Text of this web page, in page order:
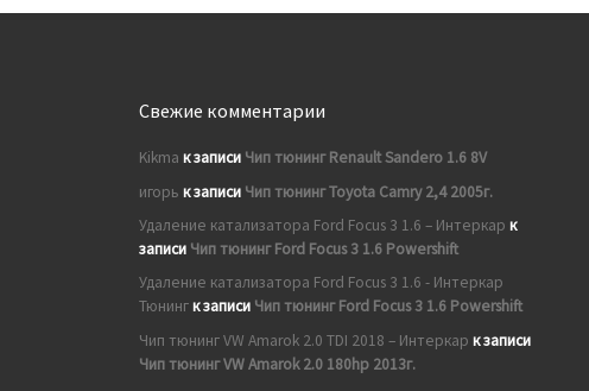
Свежие комментарии
Kikma к записи Чип тюнинг Renault Sandero 1.6 8V
игорь к записи Чип тюнинг Toyota Camry 2,4 2005г.
Удаление катализатора Ford Focus 3 1.6 – Интеркар к
записи Чип тюнинг Ford Focus 3 1.6 Powershift
Удаление катализатора Ford Focus 3 1.6 - Интеркар
Тюнингк записи Чип тюнинг Ford Focus 3 1.6 Powershift
Чип тюнинг VW Amarok 2.0 TDI 2018 – Интеркар к записи
Чип тюнинг VW Amarok 2.0 180hp 2013г.